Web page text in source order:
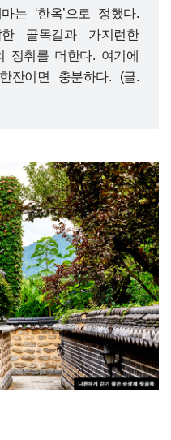
는 ‘한옥’으로 정했다.
골목길과 가지런한
정취를 더한다. 여기에
잔이면 충분하다. (글.